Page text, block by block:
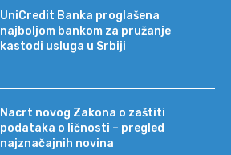
UniCredit Banka proglašena
najboljom bankom za pružanje
kastodi usluga u Srbiji
Nacrt novog Zakona o zaštiti
podataka o ličnosti – pregled
najznačajnih novina